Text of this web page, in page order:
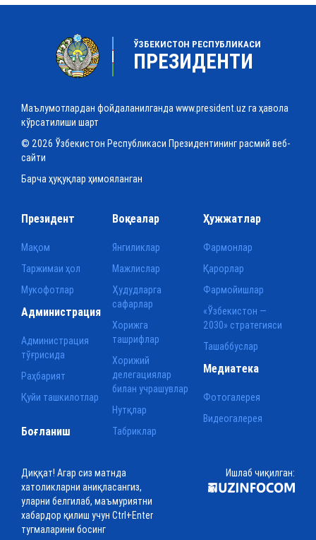
ЎЗБЕКИСТОН РЕСПУБЛИКАСИ
ПРЕЗИДЕНТИ
Маълумотлардан фойдаланилганда www.president.uz га ҳавола
кўрсатилиши шарт
© 2026 Ўзбекистон Республикаси Президентининг расмий веб-
сайти
Барча ҳуқуқлар ҳимояланган
Президент
Мақом
Таржимаи ҳол
Мукофотлар
Воқеалар
Янгиликлар
Мажлислар
Ҳудудларга
сафарлар
Хорижга
ташрифлар
Хорижий
делегациялар
билан учрашувлар
Нутқлар
Табриклар
Ҳужжатлар
Фармонлар
Қарорлар
Фармойишлар
«Ўзбекистон —
2030» стратегияси
Ташаббуслар
Администрация
Администрация
тўғрисида
Раҳбарият
Қуйи ташкилотлар
Медиатека
Фотогалерея
Видеогалерея
Боғланиш
Диққат! Агар сиз матнда
хатоликларни аниқласангиз,
уларни белгилаб, маъмуриятни
хабардор қилиш учун Ctrl+Enter
тугмаларини босинг
Ишлаб чиқилган: